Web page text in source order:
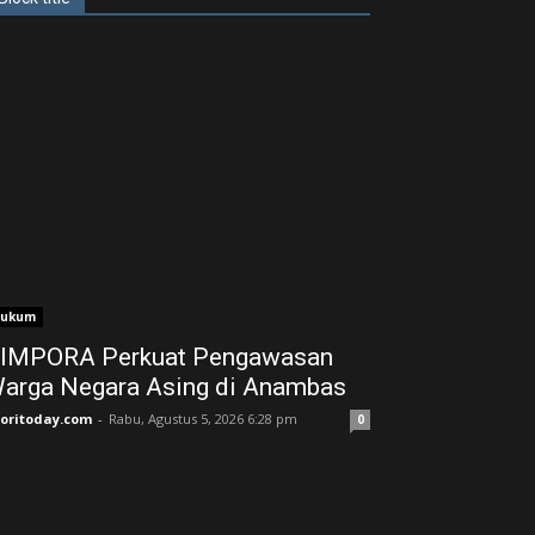
Perkuat Pengawasan
Negara Asing di Anambas
- Rabu, Agustus 5, 2026 6:28 pm 0